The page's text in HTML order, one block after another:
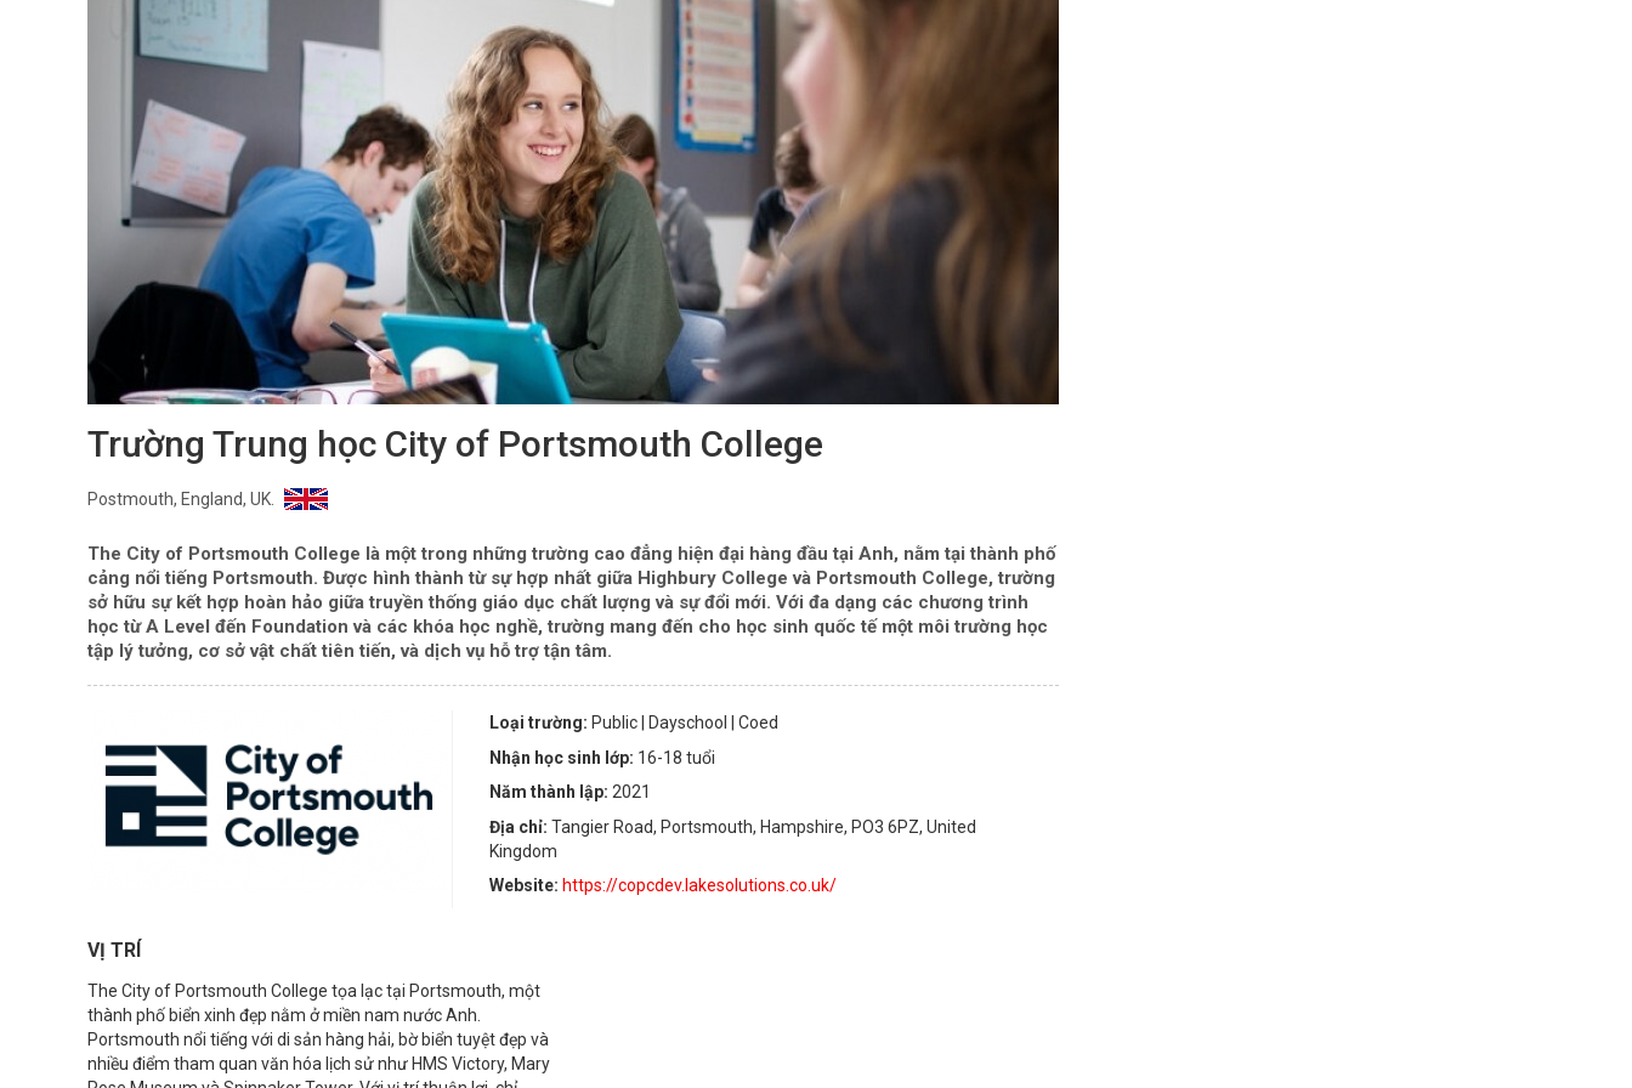
Trường Trung học City of Portsmouth College
Postmouth, England, UK.
The City of Portsmouth College là một trong những trường cao đẳng hiện đại hàng đầu tại Anh, nằm tại thành phố
cảng nổi tiếng Portsmouth. Được hình thành từ sự hợp nhất giữa Highbury College và Portsmouth College, trường
sở hữu sự kết hợp hoàn hảo giữa truyền thống giáo dục chất lượng và sự đổi mới. Với đa dạng các chương trình
học từ A Level đến Foundation và các khóa học nghề, trường mang đến cho học sinh quốc tế một môi trường học
tập lý tưởng, cơ sở vật chất tiên tiến, và dịch vụ hỗ trợ tận tâm.
Loại trường: Public | Dayschool
| Coed
Nhận học sinh lớp: 16-18 tuổi
Năm thành lập: 2021
Địa chỉ:Tangier Road, Portsmouth, Hampshire, PO3 6PZ, United
Kingdom
Website: https://copcdev.lakesolutions.co.uk/
VỊ TRÍ
The City of Portsmouth College tọa lạc tại Portsmouth, một
thành phố biển xinh đẹp nằm ở miền nam nước Anh.
Portsmouth nổi tiếng với di sản hàng hải, bờ biển tuyệt đẹp và
nhiều điểm tham quan văn hóa lịch sử như HMS Victory, Mary